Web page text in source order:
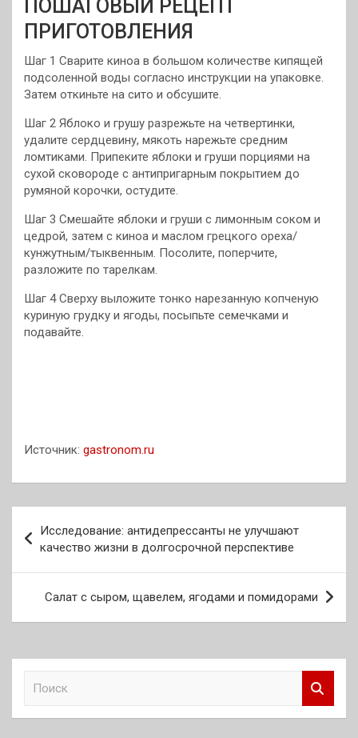
ПОШАГОВЫЙ РЕЦЕПТ
ПРИГОТОВЛЕНИЯ
Шаг 1 Сварите киноа в большом количестве кипящей
подсоленной воды согласно инструкции на упаковке.
Затем откиньте на сито и обсушите.
Шаг 2 Яблоко и грушу разрежьте на четвертинки,
удалите сердцевину, мякоть нарежьте средним
ломтиками. Припеките яблоки и груши порциями на
сухой сковороде с антипригарным покрытием до
румяной корочки, остудите.
Шаг 3 Смешайте яблоки и груши с лимонным соком и
цедрой, затем с киноа и маслом грецкого ореха/
кунжутным/тыквенным. Посолите, поперчите,
разложите по тарелкам.
Шаг 4 Сверху выложите тонко нарезанную копченую
куриную грудку и ягоды, посыпьте семечками и
подавайте.
Источник: gastronom.ru
по
записям
Исследование: антидепрессанты не улучшают
качество жизни в долгосрочной перспективе
Салат с сыром, щавелем, ягодами и помидорами